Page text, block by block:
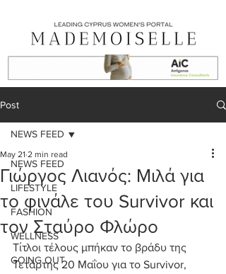
Post
NEWS FEED
LIFESTYLE
FASHION
WELLNESS
GOING OUT
NEWS FEED
Γιώργος Λιανός: Μιλά για
το φινάλε του Survivor και
τον Σταύρο Φλώρο
May 21 2 min read
Τίτλοι τέλους μπήκαν το βράδυ της
Τετάρτης 20 Μαΐου για το Survivor,